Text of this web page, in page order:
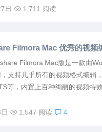
日 1,711 阅读
Filmora Mac 优秀的视频
Filmora Mac版是一款由
支持几乎所有的视频格式编辑
等，内置上百种绚丽的视频特
1,547 阅读 4